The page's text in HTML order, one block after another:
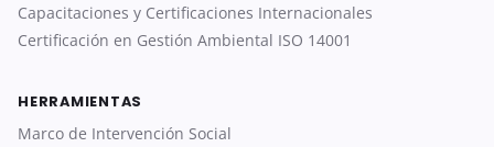
Capacitaciones y Certificaciones Internacionales
Certificación en Gestión Ambiental ISO 14001
HERRAMIENTAS
Marco de Intervención Social